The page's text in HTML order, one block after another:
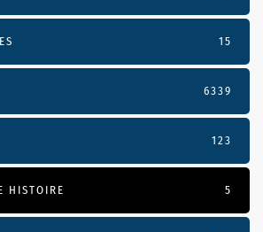
15
6339
123
HISTOIRE 5